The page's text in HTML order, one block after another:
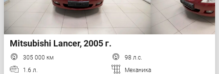
Mitsubishi Lancer, 2005 г.
305 000 км
98 л.с.
1.6 л.
Механика